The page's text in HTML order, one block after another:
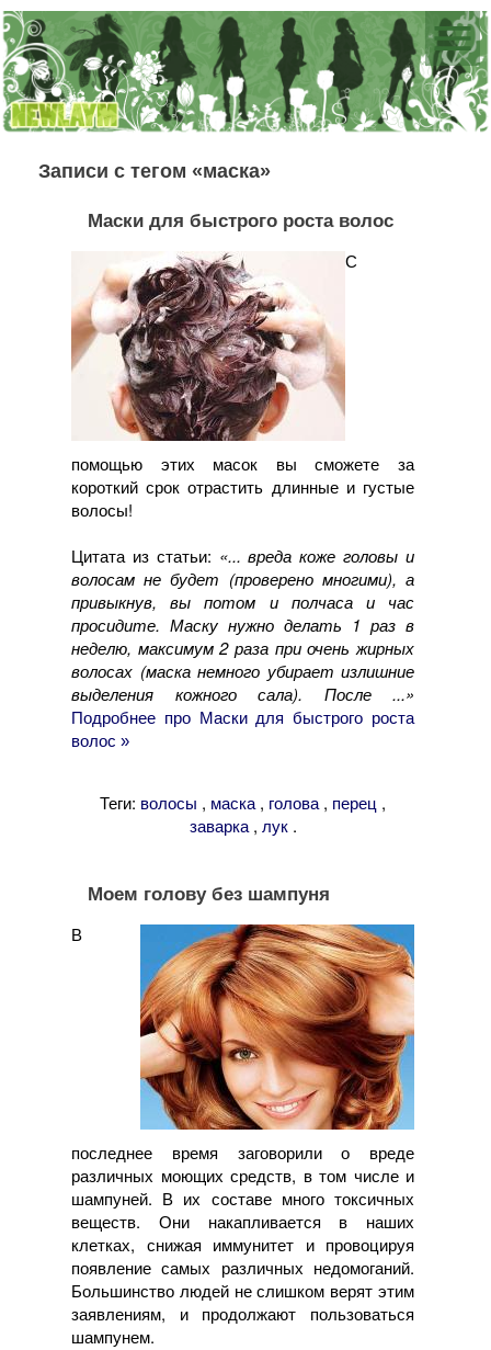
Записи с тегом «маска»
Маски для быстрого роста волос
С
помощью этих масок вы сможете за
короткий срок отрастить длинные и густые
волосы!
Цитата из статьи: «... вреда коже головы и
волосам не будет (проверено многими), а
привыкнув, вы потом и полчаса и час
просидите. Маску нужно делать 1 раз в
неделю, максимум 2 раза при очень жирных
волосах (маска немного убирает излишние
выделения кожного сала). После ...»
Подробнее про Маски для быстрого роста
волос »
Теги: волосы , маска , голова , перец ,
заварка, лук.
Моем голову без шампуня
В
последнее время заговорили о вреде
различных моющих средств, в том числе и
шампуней. В их составе много токсичных
веществ. Они накапливается в наших
клетках, снижая иммунитет и провоцируя
появление самых различных недомоганий.
Большинство людей не слишком верят этим
заявлениям, и продолжают пользоваться
шампунем.